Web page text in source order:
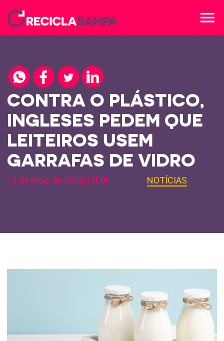
menu
CONTRA O PLÁSTICO,
INGLESES PEDEM QUE
LEITEIROS USEM
GARRAFAS DE VIDRO
19 de Maio de 2020,12h00 NOTÍCIAS